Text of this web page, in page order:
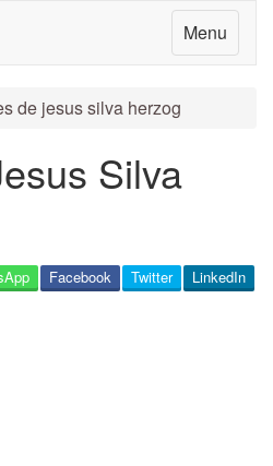
Menu
de jesus silva herzog
Silva
LinkedIn
Twitter
Facebook